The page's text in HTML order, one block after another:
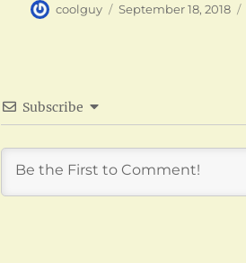
Author
coolguy
Posted
September 18, 2018
Subscribe